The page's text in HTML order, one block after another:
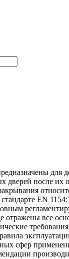
для
дверей после их
EN
отражены все
сфер